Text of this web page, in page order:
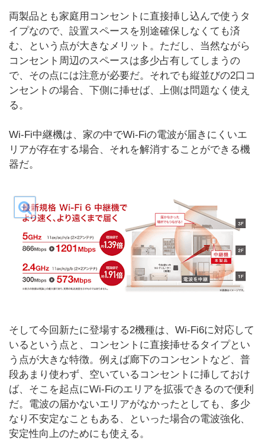
両製品とも家庭用コンセントに直接挿し込んで使うタ
イプなので、設置スペースを別途確保しなくても済
む、という点が大きなメリット。ただし、当然ながら
コンセント周辺のスペースは多少占有してしまうの
で、その点には注意が必要だ。それでも縦並びの2口コ
ンセントの場合、下側に挿せば、上側は問題なく使え
る。
Wi-Fi中継機は、家の中でWi-Fiの電波が届きにくいエ
リアが存在する場合、それを解消することができる機
器だ。
そして今回新たに登場する2機種は、Wi-Fi6に対応して
いるという点と、コンセントに直接挿せるタイプとい
う点が大きな特徴。例えば廊下のコンセントなど、普
段あまり使わず、空いているコンセントに挿しておけ
ば、そこを起点にWi-Fiのエリアを拡張できるので便利
だ。電波の届かないエリアがなかったとしても、多少
なり不安定なこともある、といった場合の電波強化、
安定性向上のためにも使える。